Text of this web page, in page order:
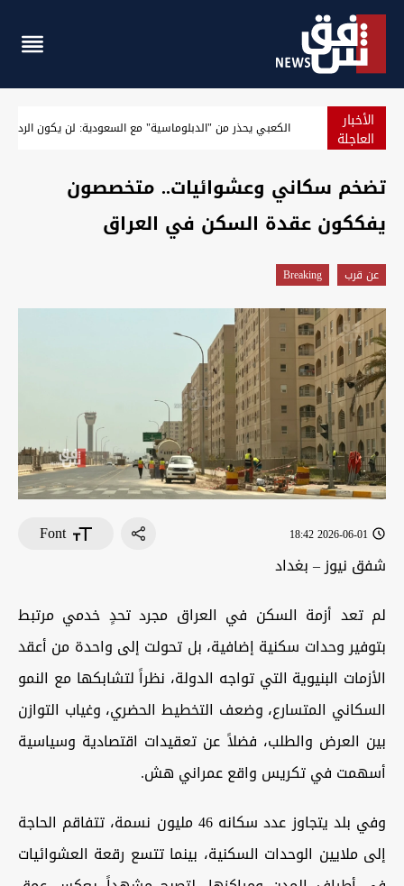
الأخبار
العاجلة البنتاغون يمهل شركات الدفاع الأميركية للإسراع بإنتاج الأسلحة
تضخم سكاني وعشوائيات.. متخصصون
يفككون عقدة السكن في العراق
عن قرب Breaking
2026-06-01 18:42
Font
شفق نيوز – بغداد
لم تعد أزمة السكن في العراق مجرد تحدٍ خدمي مرتبط
بتوفير وحدات سكنية إضافية، بل تحولت إلى واحدة من أعقد
الأزمات البنيوية التي تواجه الدولة، نظراً لتشابكها مع النمو
السكاني المتسارع، وضعف التخطيط الحضري، وغياب التوازن
بين العرض والطلب، فضلاً عن تعقيدات اقتصادية وسياسية
أسهمت في تكريس واقع عمراني هش.
وفي بلد يتجاوز عدد سكانه 46 مليون نسمة، تتفاقم الحاجة
إلى ملايين الوحدات السكنية، بينما تتسع رقعة العشوائيات